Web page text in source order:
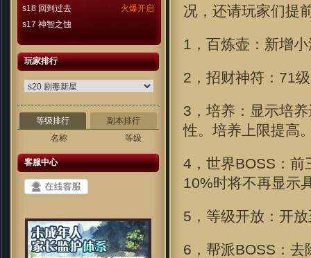
火爆开启
s18 回到过去
s17 神智之蚀
玩家排行
等级排行
副本排行
名称
等级
客服中心
况，还请玩家们提
1，百炼壶：新增
2，招财神符：71
3，培养：显示培
性。培养上限提高
4，世界BOSS：前
10%时将不再显示
5，等级开放：开
6，帮派BOSS：去